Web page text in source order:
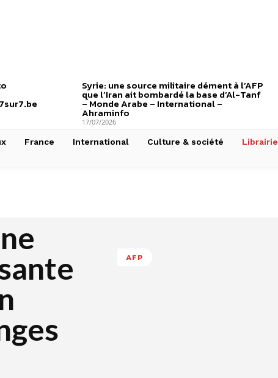
Syrie: une source militaire dément à l’AFP
que l’Iran ait bombardé la base d’Al-Tanf
– Monde Arabe – International –
Ahraminfo
17/07/2026
France International Culture & société Librairie
AFP